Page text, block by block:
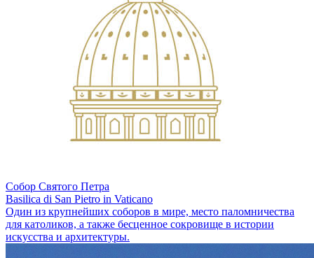
Собор Святого Петра
Basilica di San Pietro in Vaticano
Один из крупнейших соборов в мире, место паломничества
для католиков, а также бесценное сокровище в истории
искусства и архитектуры.